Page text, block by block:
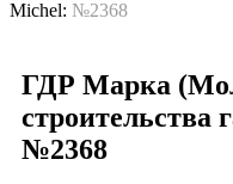
Michel: №2368
ГДР Марка
строительства
№2368